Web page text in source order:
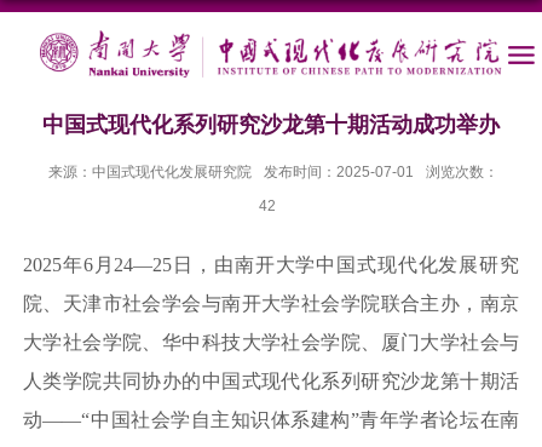
中国式现代化系列研究沙龙第十期活动成功举办
来源：中国式现代化发展研究院 发布时间：2025-07-01
浏览次数：
42
2025年6月24—25日，由南开大学中国式现代化发展研究
院、天津市社会学会与南开大学社会学院联合主办，南京
大学社会学院、华中科技大学社会学院、厦门大学社会与
人类学院共同协办的中国式现代化系列研究沙龙第十期活
动——“中国社会学自主知识体系建构”青年学者论坛在南